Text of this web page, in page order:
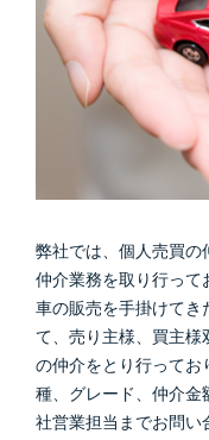
弊社では、個人売買の
仲介業務を取り行って
車の販売を手掛けてき
て、売り主様、買主様
の仲介をとり行ってお
種、グレード、仲介金
社営業担当までお問い